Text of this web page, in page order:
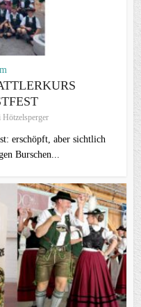
Hötzelsperger
erschöpft, aber sichtlich
Burschen...